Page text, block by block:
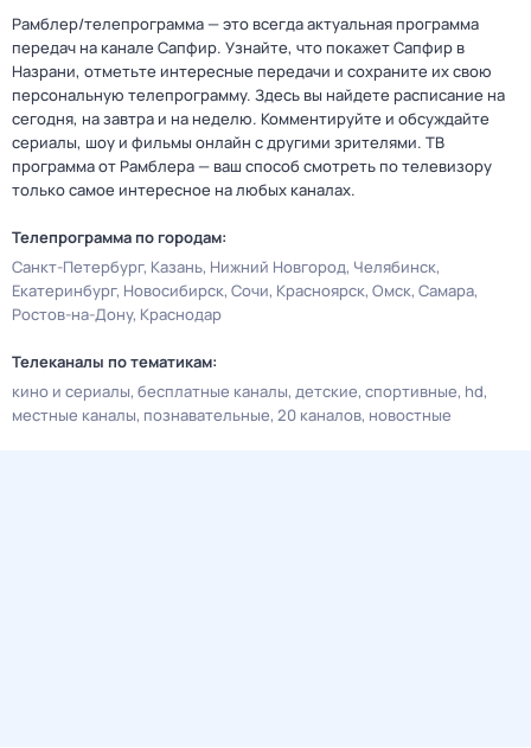
Рамблер/телепрограмма — это всегда актуальная программа
передач на канале Сапфир. Узнайте, что покажет Сапфир в
Назрани, отметьте интересные передачи и сохраните их свою
персональную телепрограмму. Здесь вы найдете расписание на
сегодня, на завтра и на неделю. Комментируйте и обсуждайте
сериалы, шоу и фильмы онлайн с другими зрителями. ТВ
программа от Рамблера — ваш способ смотреть по телевизору
только самое интересное на любых каналах.
Телепрограмма по городам:
Санкт-Петербург Казань Нижний Новгород Челябинск
Екатеринбург Новосибирск Сочи Красноярск Омск Самара
Ростов-на-Дону Краснодар
Телеканалы по тематикам:
кино и сериалы бесплатные каналы детские спортивные hd
местные каналы познавательные 20 каналов новостные